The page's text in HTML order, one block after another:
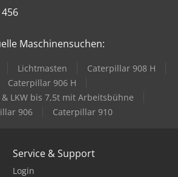
Maschinensuchen:
Lichtmasten
Caterpillar 908 H
Caterpillar 906 H
LKW bis 7,5t mit Arbeitsbühne
906
Caterpillar 910
Service & Support
Login